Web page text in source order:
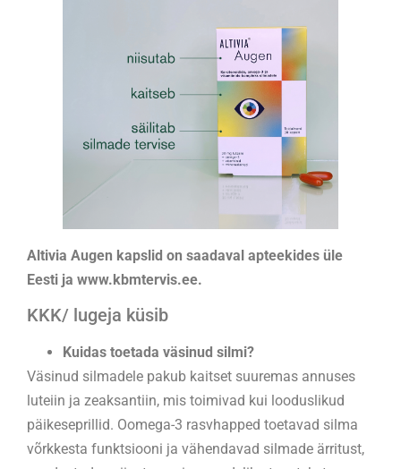
Altivia Augen kapslid on saadaval apteekides üle
Eesti ja www.kbmtervis.ee.
KKK/ lugeja küsib
Kuidas toetada väsinud silmi?
Väsinud silmadele pakub kaitset suuremas annuses
luteiin ja zeaksantiin, mis toimivad kui looduslikud
päikeseprillid. Oomega-3 rasvhapped toetavad silma
võrkkesta funktsiooni ja vähendavad silmade ärritust,